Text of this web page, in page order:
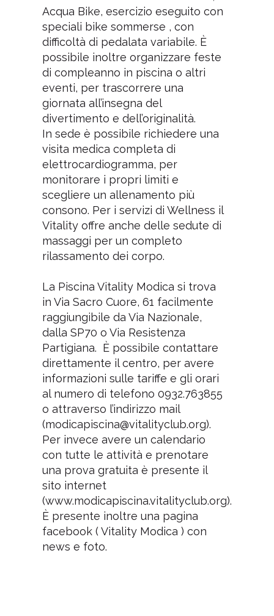
Acqua Bike, esercizio eseguito con
speciali bike sommerse , con
difficoltà di pedalata variabile. È
possibile inoltre organizzare feste
di compleanno in piscina o altri
eventi, per trascorrere una
giornata all’insegna del
divertimento e dell’originalità.
In sede è possibile richiedere una
visita medica completa di
elettrocardiogramma, per
monitorare i propri limiti e
scegliere un allenamento più
consono. Per i servizi di Wellness il
Vitality offre anche delle sedute di
massaggi per un completo
rilassamento dei corpo.
La Piscina Vitality Modica si trova
in Via Sacro Cuore, 61 facilmente
raggiungibile da Via Nazionale,
dalla SP70 o Via Resistenza
Partigiana. È possibile contattare
direttamente il centro, per avere
informazioni sulle tariffe e gli orari
al numero di telefono 0932.763855
o attraverso l’indirizzo mail
(modicapiscina@vitalityclub.org).
Per invece avere un calendario
con tutte le attività e prenotare
una prova gratuita è presente il
sito internet
(www.modicapiscina.vitalityclub.org).
È presente inoltre una pagina
facebook ( Vitality Modica ) con
news e foto.